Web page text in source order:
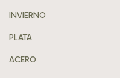
INVIERNO
PLATA
ACERO